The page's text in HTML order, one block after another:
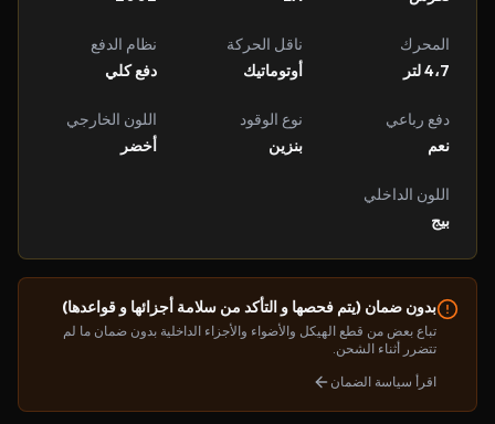
المحرك
4،7 لتر
ناقل الحركة
أوتوماتيك
نظام الدفع
دفع كلي
دفع رباعي
نعم
نوع الوقود
بنزين
اللون الخارجي
أخضر
اللون الداخلي
بيج
بدون ضمان (يتم فحصها و التأكد من سلامة أجزائها و قواعدها)
تباع بعض من قطع الهيكل والأضواء والأجزاء الداخلية بدون ضمان ما لم
تتضرر أثناء الشحن.
اقرأ سياسة الضمان